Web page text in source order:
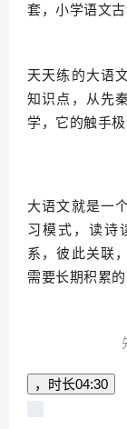
套，小学语文
天天练的大语
知识点，从先
学，它的触手极
大语文就是一
习模式，读诗
系，彼此关联
需要长期积累的
，时长04:30